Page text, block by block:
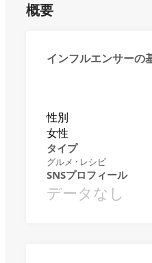
概要
インフルエンサーの
性別
女性
タイプ
グルメ · レシピ
SNSプロフィール
データなし